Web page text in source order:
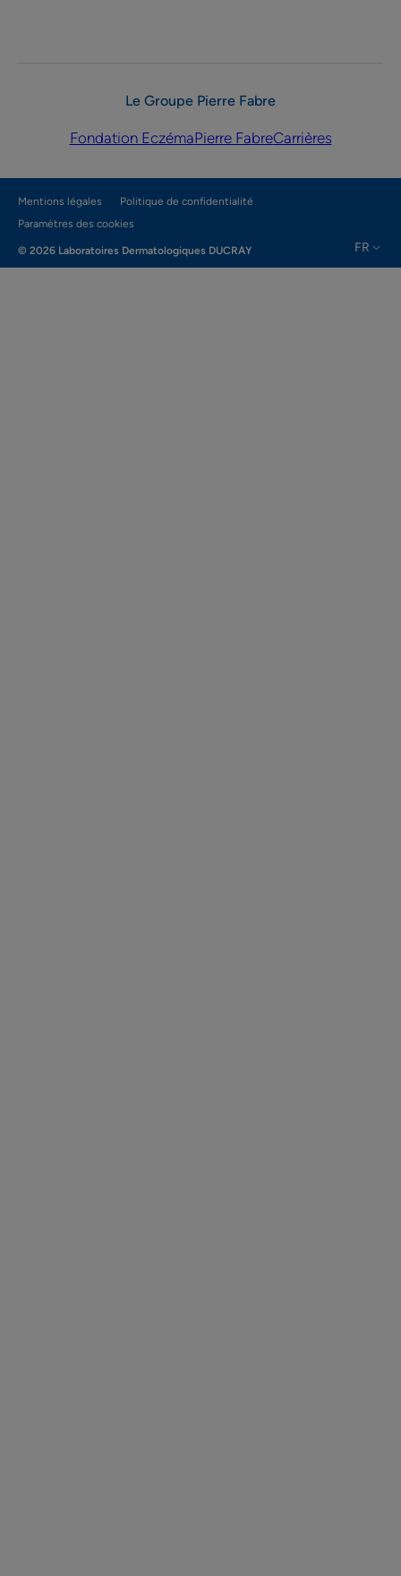
Le Groupe Pierre Fabre
Fondation EczémaPierre FabreCarrières
Mentions légales
Politique de confidentialité
Paramètres des cookies
© 2026 Laboratoires Dermatologiques DUCRAY FR